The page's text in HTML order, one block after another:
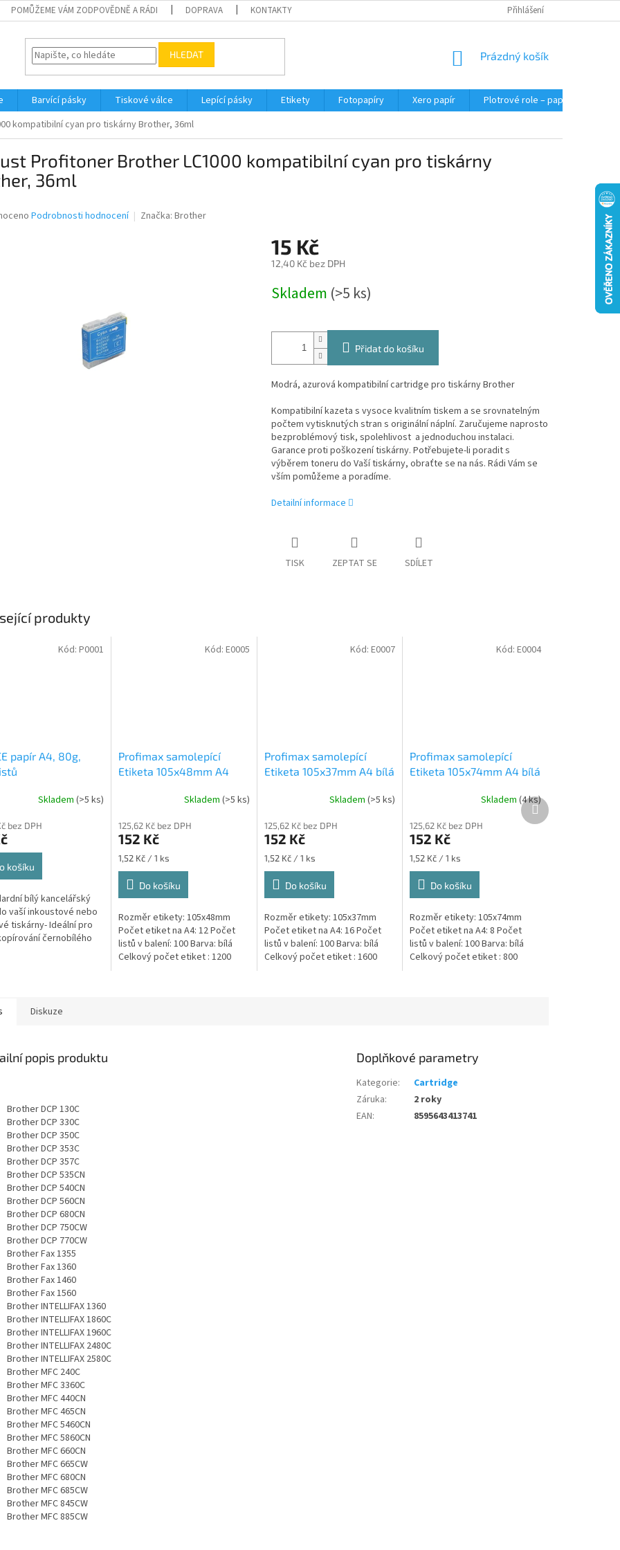
POMŮŽEME VÁM ZODPOVĚDNĚ A RÁDI DOPRAVA KONTAKTY Přihlášení
HLEDAT
NÁKUPNÍ
Prázdný košík
Barvící pásky Tiskové válce Lepící pásky Etikety Fotopapíry Xero papír
Plotrové role – papír do plotru
kompatibilní cyan pro tiskárny Brother, 36ml
Profitoner Brother LC1000 kompatibilní cyan pro tiskárny
36ml
Podrobnosti hodnocení Značka: Brother
15 Kč
12,40 Kč bez DPH
cena:
Skladem (>5 ks)
Přidat do košíku
Modrá, azurová kompatibilní cartridge pro tiskárny Brother
Kompatibilní kazeta s vysoce kvalitním tiskem a se srovnatelným
počtem vytisknutých stran s originální náplní. Zaručujeme naprosto
bezproblémový tisk, spolehlivost a jednoduchou instalaci.
Garance proti poškození tiskárny. Potřebujete-li poradit s
výběrem toneru do Vaší tiskárny, obraťte se na nás. Rádi Vám se
vším pomůžeme a poradíme.
Detailní informace
TISK ZEPTAT SE SDÍLET
produkty
papír A4, 80g,
Skladem (>5 ks)
bez DPH
košíku
bílý kancelářský
vaší inkoustové nebo
tiskárny- Ideální pro
černobílého
Kód: P0001
Profimax samolepící
Etiketa 105x48mm A4
Profimax samolepící
v krabici
Skladem (>5 ks)
125,62 Kč bez DPH
152 Kč
Měrná
cena:
1,52 Kč / 1 ks
Do košíku
Rozměr etikety: 105x48mm
Počet etiket na A4: 12 Počet
listů v balení: 100 Barva: bílá
Celkový počet etiket : 1200
Kód: E0005
Profimax samolepící
Etiketa 105x37mm A4 bílá
Profimax samolepící
krabici
Skladem(>5 ks)
125,62 Kč bez DPH
152 Kč
Měrná
cena:
1,52 Kč / 1 ks
Do košíku
Rozměr etikety: 105x37mm
Počet etiket na A4: 16 Počet
listů v balení: 100 Barva: bílá
Celkový počet etiket : 1600
Kód:E0007
Profimax samolepící
Etiketa 105x74mm A4 bílá
Profimax samolepící
105x74mm bílé 100 listů v
krabici
Skladem (4 ks)
125,62 Kč bez DPH
152 Kč
Měrná
cena:
1,52 Kč / 1 ks
Do košíku
Rozměr etikety: 105x74mm
Počet etiket na A4: 8 Počet
listů v balení: 100 Barva: bílá
Celkový počet etiket : 800
Kód: E0004
Další
produkt
Diskuze
popis produktu
Brother DCP 130C
Brother DCP 330C
Brother DCP 350C
Brother DCP 353C
Brother DCP 357C
Brother DCP 535CN
Brother DCP 540CN
Brother DCP 560CN
Brother DCP 680CN
Brother DCP 750CW
Brother DCP 770CW
Brother Fax 1355
Brother Fax 1360
Brother Fax 1460
Brother Fax 1560
Brother INTELLIFAX 1360
Brother INTELLIFAX 1860C
Brother INTELLIFAX 1960C
Brother INTELLIFAX 2480C
Brother INTELLIFAX 2580C
Brother MFC 240C
Brother MFC 3360C
Brother MFC 440CN
Brother MFC 465CN
Brother MFC 5460CN
Brother MFC 5860CN
Brother MFC 660CN
Brother MFC 665CW
Brother MFC 680CN
Brother MFC 685CW
Brother MFC 845CW
Brother MFC 885CW
Doplňkové parametry
Kategorie:
Cartridge
Záruka:
2 roky
EAN: 8595643413741